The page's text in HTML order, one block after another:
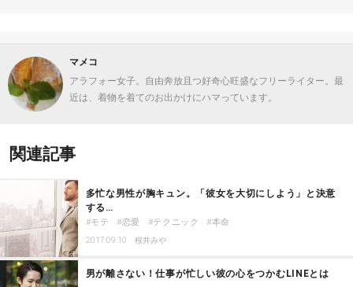
マメコ
アラフォー女子。自由奔放且つ好奇心旺盛なフリーライター。最
近は、着物を着てのお出かけにハマっています。
関連記事
多忙な男性が胸キュン。「彼女を大切にしよう」と決意
する…
モテ 恋愛 テクニック 本命
2017.09.10 桜井みや
男が離さない！仕事が忙しい彼の心をつかむLINEとは